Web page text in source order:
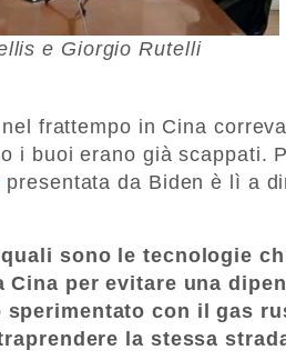
e Giorgio Rutelli
frattempo in Cina
i buoi erano già scappati.
presentata da Biden è lì a
sono le tecnologie
Cina per evitare una
sperimentato con il gas
la stessa